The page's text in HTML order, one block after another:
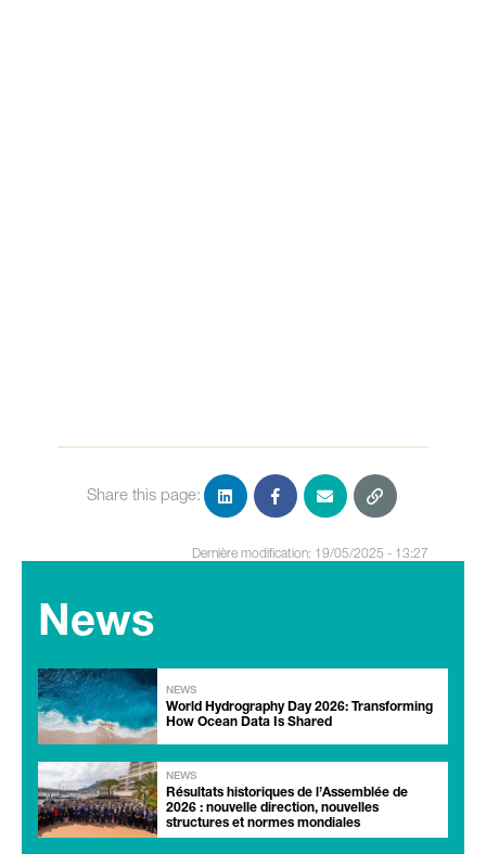
Share this page:
Dernière modification: 19/05/2025 - 13:27
News
NEWS
World Hydrography Day 2026: Transforming
How Ocean Data Is Shared
NEWS
Résultats historiques de l’Assemblée de
2026 : nouvelle direction, nouvelles
structures et normes mondiales